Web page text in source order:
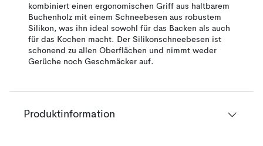
kombiniert einen ergonomischen Griff aus haltbarem
Buchenholz mit einem Schneebesen aus robustem
Silikon, was ihn ideal sowohl für das Backen als auch
für das Kochen macht. Der Silikonschneebesen ist
schonend zu allen Oberflächen und nimmt weder
Gerüche noch Geschmäcker auf.
Produktinformation